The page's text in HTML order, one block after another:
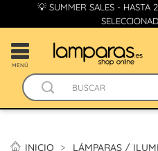
💡 SUMMER SALES - HASTA
MENÚ
INICIO LÁMPARAS /